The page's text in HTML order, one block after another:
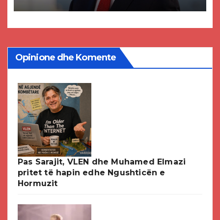
DPMNE-së
Opinione dhe Komente
Pas Sarajit, VLEN dhe Muhamed Elmazi
pritet të hapin edhe Ngushticën e
Hormuzit